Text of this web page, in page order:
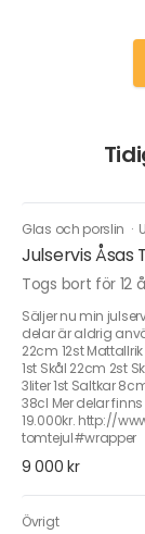
Glas och porslin ·
Julservis Åsas
Togs bort för 12
Säljer nu min
delar är aldrig
22cm 12st
1st Skål 22cm 2st
3liter 1st Saltkar
38cl Mer delar
19.000kr. http://
tomtejul#wrapper
9 000 kr
Övrigt